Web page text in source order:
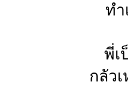
ทำ
พี่เ
กลัว